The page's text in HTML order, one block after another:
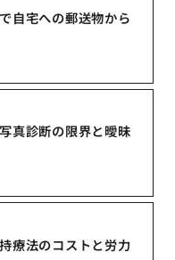
自宅への郵送物から
真診断の限界と曖昧
療法のコストと労力